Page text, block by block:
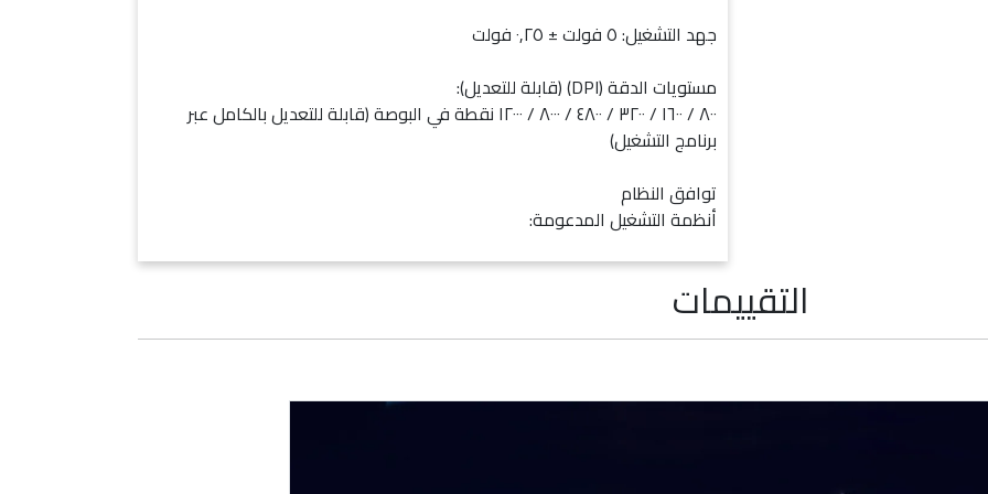
جهد التشغيل: ٥ فولت ± ٠٫٢٥ فولت
مستويات الدقة (DPI) (قابلة للتعديل):
٨٠٠ / ١٦٠٠ / ٣٢٠٠ / ٤٨٠٠ / ٨٠٠٠ / ١٢٠٠٠ نقطة في البوصة (قابلة للتعديل بالكامل عبر
برنامج التشغيل)
توافق النظام
أنظمة التشغيل المدعومة:
التقييمات